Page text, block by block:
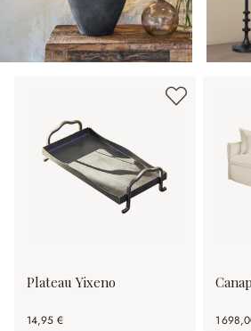
Plateau Yixeno
14,95 € 1